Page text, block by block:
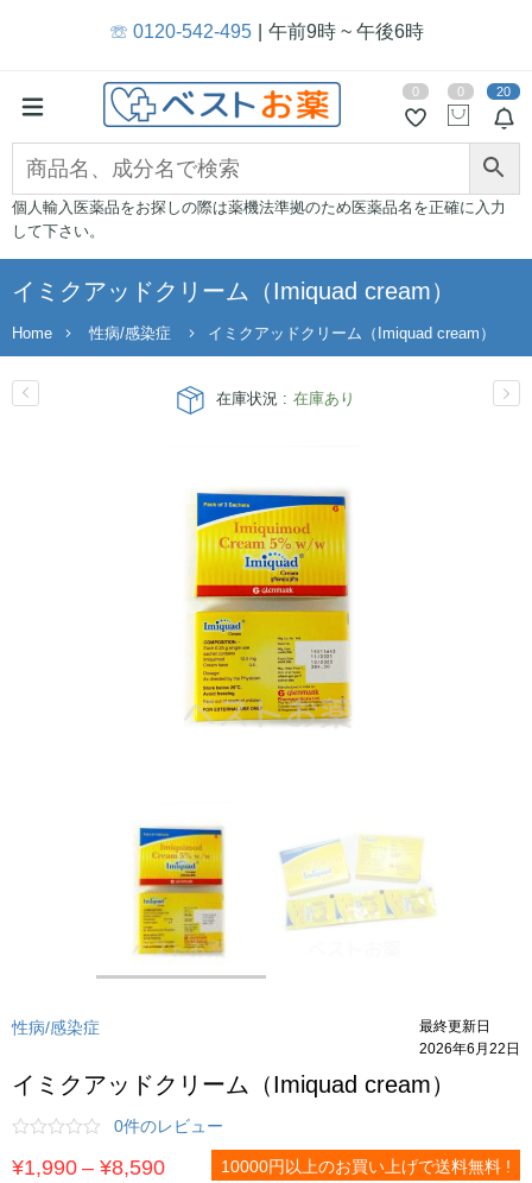
☏ 0120-542-495 午前9時 ~ 午後6時
20
0 0
個人輸入医薬品をお探しの際は薬機法準拠のため医薬品名を正確に入力
して下さい。
イミクアッドクリーム（Imiquad cream）
Home 性病/感染症 イミクアッドクリーム（Imiquad cream）
在庫状況 : 在庫あり
性病/感染症
最終更新日
2026年6月22日
イミクアッドクリーム（Imiquad cream）
0件のレビュー
¥1,990–¥8,590価
10000円以上のお買い上げで送料無料 !